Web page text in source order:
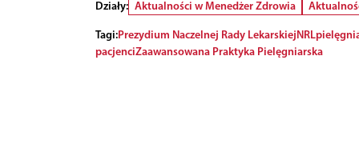
Działy: Aktualności w Menedżer Zdrowia
Tagi:Prezydium Naczelnej Rady LekarskiejNRL
pacjenciZaawansowana Praktyka Pielęgniarska